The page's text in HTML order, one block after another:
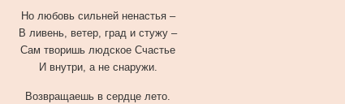
Но любовь сильней ненастья –
В ливень, ветер, град и стужу –
Сам творишь людское Счастье
И внутри, а не снаружи.
Возвращаешь в сердце лето.